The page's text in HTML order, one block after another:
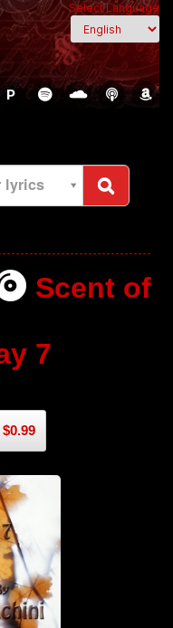
Select Language
P
lyrics
Scent of
7